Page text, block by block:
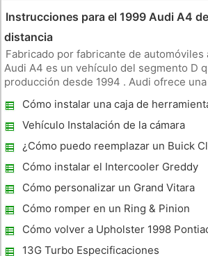
Instrucciones para el 1999 Audi A4
distancia
Fabricado por fabricante de automóviles
Audi A4 es un vehículo del segmento D
producción desde 1994 . Audi ofrece
puertas de su vehículo de hasta 80
Antes d
Cómo instalar una caja de
la caja de una camioneta
Vehículo Instalación de la cámara
¿Cómo puedo reemplazar un Buick
perdida ?
Cómo instalar el Intercooler Greddy
Cómo personalizar un Grand Vitara
Cómo romper en un Ring & Pinion
Cómo volver a Upholster 1998
Trans Am Asientos
13G Turbo Especificaciones